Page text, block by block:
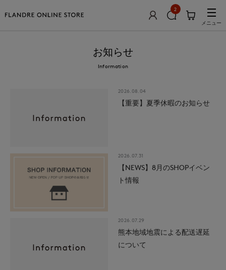
2
メニュー
お知らせ
Information
2026.08.04
【重要】夏季休暇のお知らせ
2026.07.31
【NEWS】8月のSHOPイベン
ト情報
2026.07.29
熊本地域地震による配送遅延
について